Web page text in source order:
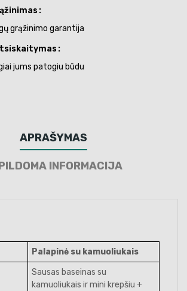
grąžinimo garantija
jums patogiu būdu
APRAŠYMAS
INFORMACIJA
Palapinė su kamuoliukais
Sausas baseinas su
kamuoliukais ir mini krepšiu +